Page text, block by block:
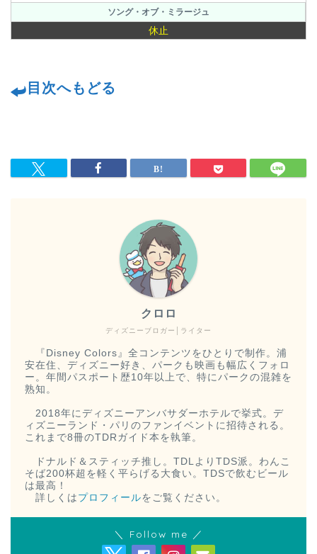
ソング・オブ・ミラージュ
休止
目次へもどる
ディズニーブロガー│ライター
クロロ
『Disney Colors』全コンテンツをひとりで制作。浦
安在住、ディズニー好き、パークも映画も幅広くフォロ
ー。年間パスポート歴10年以上で、特にパークの混雑を
熟知。
2018年にディズニーアンバサダーホテルで挙式。デ
ィズニーランド・パリのファンイベントに招待される。
これまで8冊のTDRガイド本を執筆。
ドナルド＆スティッチ推し。TDLよりTDS派。わんこ
そば200杯超を軽く平らげる大食い。TDSで飲むビール
は最高！
詳しくは プロフィールをご覧ください。
＼ Follow me ／